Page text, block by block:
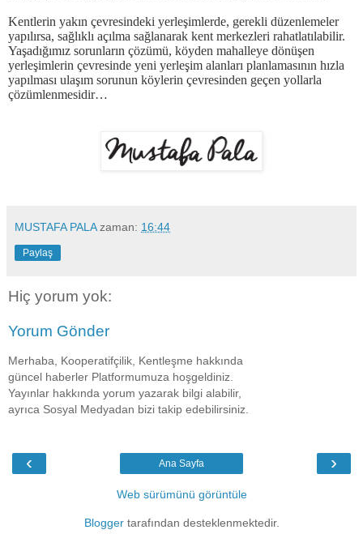
Kentlerin yakın çevresindeki yerleşimlerde, gerekli düzenlemeler
yapılırsa, sağlıklı açılma sağlanarak kent merkezleri rahatlatılabilir.
Yaşadığımız sorunların çözümü, köyden mahalleye dönüşen
yerleşimlerin çevresinde yeni yerleşim alanları planlamasının hızla
yapılması ulaşım sorunun köylerin çevresinden geçen yollarla
çözümlenmesidir…
MUSTAFA PALA zaman: 16:44
Paylaş
Hiç yorum yok:
Yorum Gönder
Merhaba, Kooperatifçilik, Kentleşme hakkında
güncel haberler Platformumuza hoşgeldiniz.
Yayınlar hakkında yorum yazarak bilgi alabilir,
ayrıca Sosyal Medyadan bizi takip edebilirsiniz.
‹ ›
Ana Sayfa
Web sürümünü görüntüle
Bloggertarafından desteklenmektedir.